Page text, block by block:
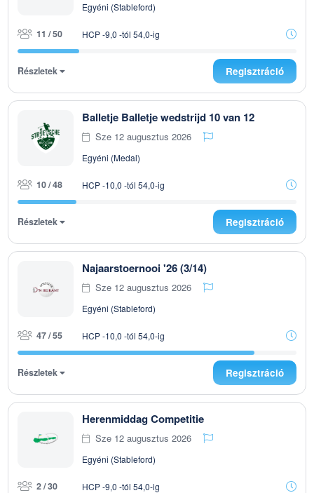
Egyéni (Stableford)
11 / 50 HCP -9,0 -tól 54,0-ig
Részletek Regisztráció
Balletje Balletje wedstrijd 10 van 12
Sze 12 augusztus 2026
Egyéni (Medal)
10 / 48 HCP -10,0 -tól 54,0-ig
Részletek Regisztráció
Najaarstoernooi '26 (3/14)
Sze 12 augusztus 2026
Egyéni (Stableford)
47 / 55 HCP -10,0 -tól 54,0-ig
Részletek Regisztráció
Herenmiddag Competitie
Sze 12 augusztus 2026
Egyéni (Stableford)
2 / 30 HCP -9,0 -tól 54,0-ig